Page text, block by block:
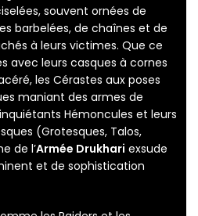
souvent ornées de
barbelées, de chaînes et de
à leurs victimes. Que ce
avec leurs casques à cornes
les Cérastes aux poses
maniant des armes de
Hémoncules et leurs
(Grotesques, Talos,
de l’Armée Drukhari exsude
et de sophistication